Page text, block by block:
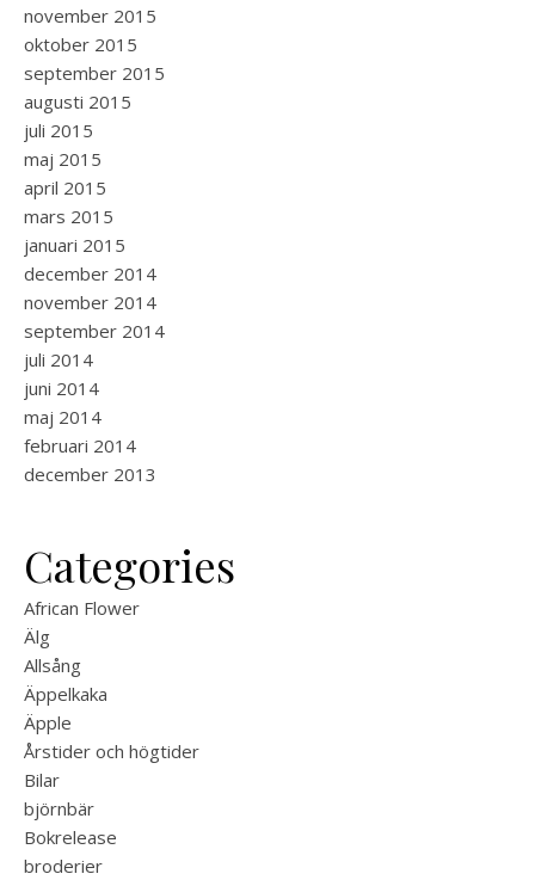
november 2015
oktober 2015
september 2015
augusti 2015
juli 2015
maj 2015
april 2015
mars 2015
januari 2015
december 2014
november 2014
september 2014
juli 2014
juni 2014
maj 2014
februari 2014
december 2013
Categories
African Flower
Älg
Allsång
Äppelkaka
Äpple
Årstider och högtider
Bilar
björnbär
Bokrelease
broderier